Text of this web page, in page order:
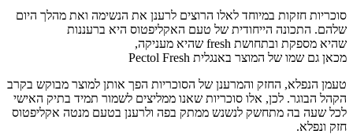
סוכריות חזקות במיוחד לאלו הרוצים לרענן את הנשימה ואת מהלך היום
שלהם. התכונה הייחודית של טעם האקליפטוס היא ברעננות
שהיא מספקת ובתחושת fresh שהיא מעניקה,
מכאן גם שמו של המוצר באנגלית Pectol Fresh
טעמן הנפלא, החזק והמרענן של הסוכריות הפך אותן למוצר מבוקש בקרב
הקהל הבוגר. לכן, אלו סוכריות שאנו ממליצים לשמור תמיד בתיק האישי
לכל שעה בה מתחשק לנשנש ממתק בפה ולרענן בטעם מנטה אקליפטוס
חזק ונפלא.